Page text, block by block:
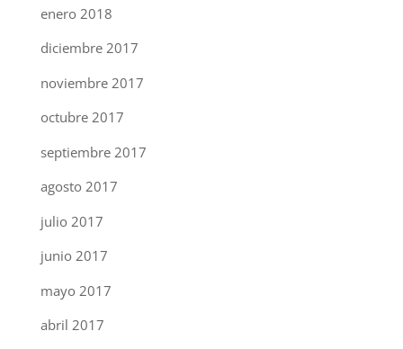
enero 2018
diciembre 2017
noviembre 2017
octubre 2017
septiembre 2017
agosto 2017
julio 2017
junio 2017
mayo 2017
abril 2017